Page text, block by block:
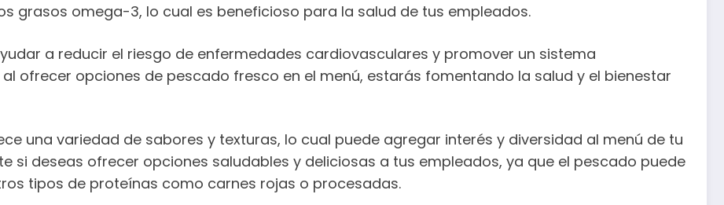
grasos omega-3, lo cual es beneficioso para la salud de tus empleados.
a reducir el riesgo de enfermedades cardiovasculares y promover un sistema
ofrecer opciones de pescado fresco en el menú, estarás fomentando la salud y el bienestar
una variedad de sabores y texturas, lo cual puede agregar interés y diversidad al menú de tu
si deseas ofrecer opciones saludables y deliciosas a tus empleados, ya que el pescado puede
tipos de proteínas como carnes rojas o procesadas.